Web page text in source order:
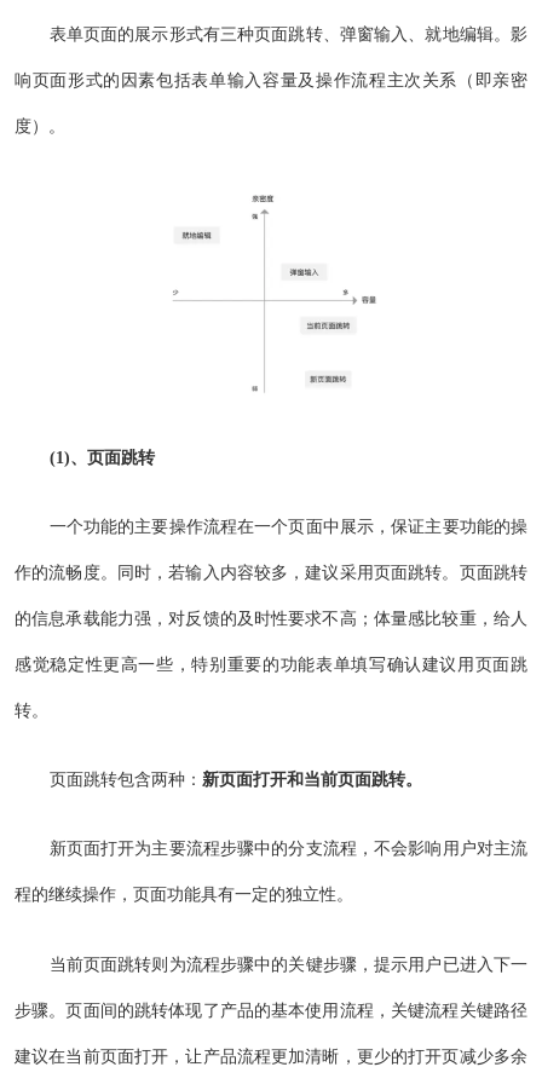
表单页面的展示形式有三种页面跳转、弹窗输入、就地编辑。影
响页面形式的因素包括表单输入容量及操作流程主次关系（即亲密
度）。
(1)、页面跳转
一个功能的主要操作流程在一个页面中展示，保证主要功能的操
作的流畅度。同时，若输入内容较多，建议采用页面跳转。页面跳转
的信息承载能力强，对反馈的及时性要求不高；体量感比较重，给人
感觉稳定性更高一些，特别重要的功能表单填写确认建议用页面跳
转。
页面跳转包含两种： 新页面打开和当前页面跳转。
新页面打开为主要流程步骤中的分支流程，不会影响用户对主流
程的继续操作，页面功能具有一定的独立性。
当前页面跳转则为流程步骤中的关键步骤，提示用户已进入下一
步骤。页面间的跳转体现了产品的基本使用流程，关键流程关键路径
建议在当前页面打开，让产品流程更加清晰，更少的打开页减少多余